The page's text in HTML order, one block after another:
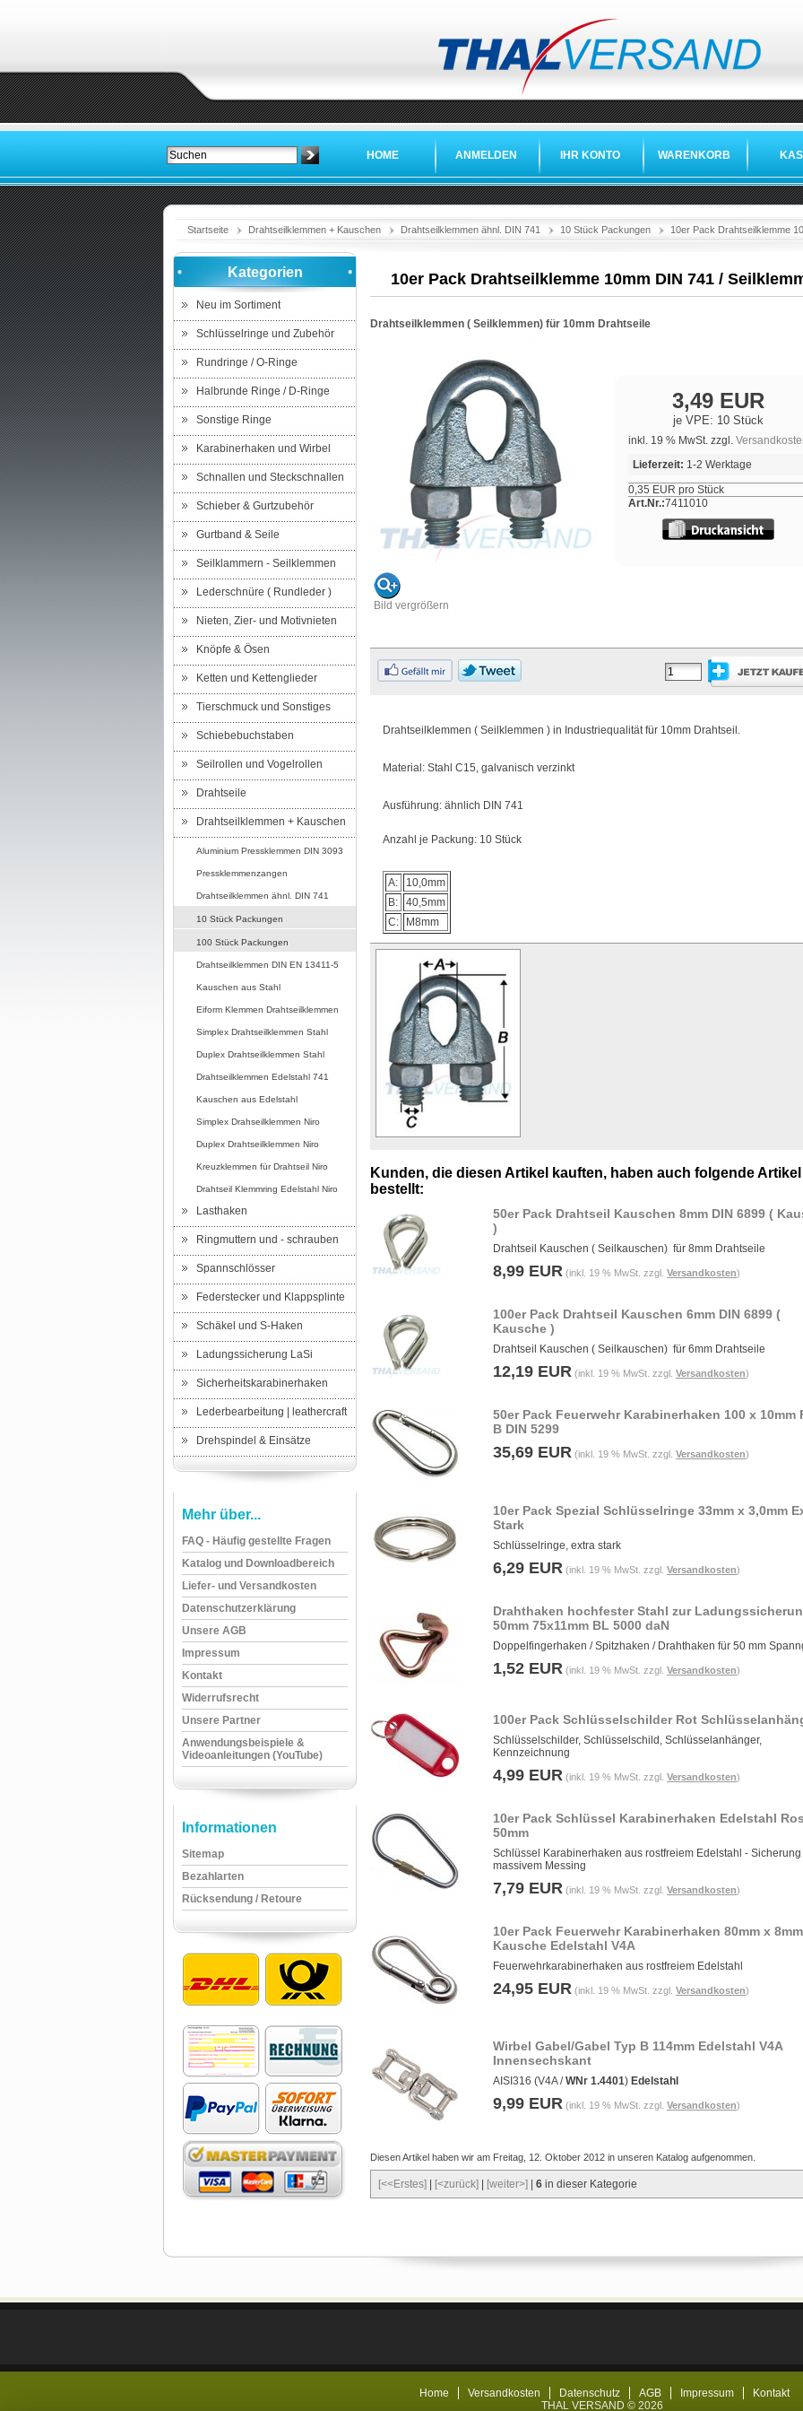
HOME ANMELDEN IHR KONTO WARENKORB
Startseite Drahtseilklemmen + Kauschen Drahtseilklemmen ähnl. DIN 741 10 Stück Packungen 10er Pack Drahtseilklemme
Kategorien
Neu im Sortiment
Schlüsselringe und Zubehör
Rundringe / O-Ringe
Halbrunde Ringe / D-Ringe
Sonstige Ringe
Karabinerhaken und Wirbel
Schnallen und Steckschnallen
Schieber & Gurtzubehör
Gurtband & Seile
Seilklammern - Seilklemmen
Lederschnüre ( Rundleder )
Nieten, Zier- und Motivnieten
Knöpfe & Ösen
Ketten und Kettenglieder
Tierschmuck und Sonstiges
Schiebebuchstaben
Seilrollen und Vogelrollen
Drahtseile
Drahtseilklemmen + Kauschen
Aluminium Pressklemmen DIN 3093
Pressklemmenzangen
Drahtseilklemmen ähnl. DIN 741
10 Stück Packungen
100 Stück Packungen
Drahtseilklemmen DIN EN 13411-5
Kauschen aus Stahl
Eiform Klemmen Drahtseilklemmen
Simplex Drahtseilklemmen Stahl
Duplex Drahtseilklemmen Stahl
Drahtseilklemmen Edelstahl 741
Kauschen aus Edelstahl
Simplex Drahseilklemmen Niro
Duplex Drahtseilklemmen Niro
Kreuzklemmen für Drahtseil Niro
Drahtseil Klemmring Edelstahl Niro
Lasthaken
Ringmuttern und - schrauben
Spannschlösser
Federstecker und Klappsplinte
Schäkel und S-Haken
Ladungssicherung LaSi
Sicherheitskarabinerhaken
Lederbearbeitung | leathercraft
Drehspindel & Einsätze
Mehr über...
FAQ - Häufig gestellte Fragen
Katalog und Downloadbereich
Liefer- und Versandkosten
Datenschutzerklärung
Unsere AGB
Impressum
Kontakt
Widerrufsrecht
Unsere Partner
Anwendungsbeispiele &
Videoanleitungen (YouTube)
Informationen
Sitemap
Bezahlarten
Rücksendung / Retoure
10er Pack Drahtseilklemme 10mm DIN 741 /
Drahtseilklemmen ( Seilklemmen) für 10mm Drahtseile
Bild vergrößern
3,49 EUR
je VPE: 10 Stück
inkl. 19 % MwSt. zzgl.
Lieferzeit: 1-2 Werktage
0,35 EUR pro Stück
Art.Nr.:7411010
Drahtseilklemmen ( Seilklemmen ) in Industriequalität für 10mm Drahtseil.
Material: Stahl C15, galvanisch verzinkt
Ausführung: ähnlich DIN 741
Anzahl je Packung: 10 Stück
A:
10,0mm
B:
40,5mm
C:
M8mm
Kunden, die diesen Artikel kauften, haben auch folgende Artikel
bestellt:
50er Pack Drahtseil Kauschen 8mm DIN 6899 (
)
Drahtseil Kauschen ( Seilkauschen) für 8mm Drahtseile
8,99 EUR (inkl. 19 % MwSt. zzgl. Versandkosten)
100er Pack Drahtseil Kauschen 6mm DIN 6899 (
Kausche )
Drahtseil Kauschen ( Seilkauschen) für 6mm Drahtseile
12,19 EUR (inkl. 19 % MwSt. zzgl. Versandkosten)
50er Pack Feuerwehr Karabinerhaken 100 x 10mm
B DIN 5299
35,69 EUR (inkl. 19 % MwSt. zzgl. Versandkosten)
10er Pack Spezial Schlüsselringe 33mm x 3,0mm
Stark
Schlüsselringe, extra stark
6,29 EUR (inkl. 19 % MwSt. zzgl. Versandkosten)
Drahthaken hochfester Stahl zur
50mm 75x11mm BL 5000 daN
Doppelfingerhaken / Spitzhaken / Drahthaken für 50 mm
1,52 EUR (inkl. 19 % MwSt. zzgl. Versandkosten)
100er Pack Schlüsselschilder Rot
Schlüsselschilder, Schlüsselschild, Schlüsselanhänger,
Kennzeichnung
4,99 EUR (inkl. 19 % MwSt. zzgl. Versandkosten)
10er Pack Schlüssel Karabinerhaken Edelstahl
50mm
Schlüssel Karabinerhaken aus rostfreiem Edelstahl -
massivem Messing
7,79 EUR (inkl. 19 % MwSt. zzgl. Versandkosten)
10er Pack Feuerwehr Karabinerhaken 80mm x
Kausche Edelstahl V4A
Feuerwehrkarabinerhaken aus rostfreiem Edelstahl
24,95 EUR (inkl. 19 % MwSt. zzgl. Versandkosten)
Wirbel Gabel/Gabel Typ B 114mm Edelstahl V4A
Innensechskant
AISI316 (V4A /WNr 1.4401) Edelstahl
9,99 EUR (inkl. 19 % MwSt. zzgl. Versandkosten)
Diesen Artikel haben wir am Freitag, 12. Oktober 2012 in unseren Katalog aufgenommen.
[<<Erstes] [<zurück] [weiter>] 6 in dieser Kategorie
Home Versandkosten Datenschutz AGB Impressum
Kontakt
THAL VERSAND © 2026